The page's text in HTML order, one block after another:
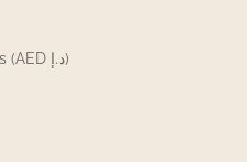
Émirats arabes unis (AED د.إ)